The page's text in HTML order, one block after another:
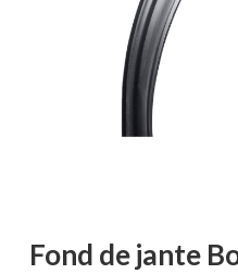
Fond de jante